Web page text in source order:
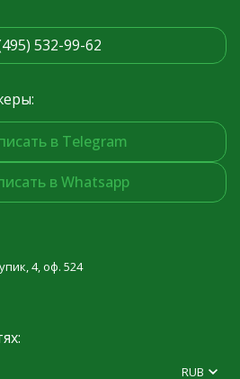
532-99-62
в Telegram
в Whatsapp
4, оф. 524
RUB